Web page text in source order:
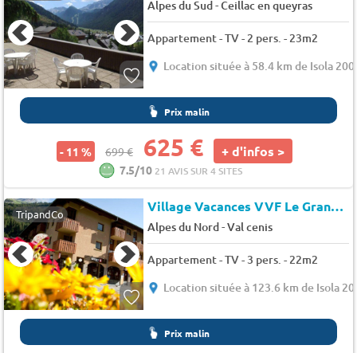
Alpes du Sud-Ceillac en queyras
Appartement - TV - 2 pers. - 23m2
Location située à 58.4 km de Isola
Prix malin
- 11 % 699 € 625 € + d'infos >
7.5/10 21 AVIS SUR 4 SITES
TripandCo Village Vacances VVF Le Grand Val Cenis
Alpes du Nord-Val cenis
Appartement - TV - 3 pers. - 22m2
Location située à 123.6 km de Isola
Prix malin